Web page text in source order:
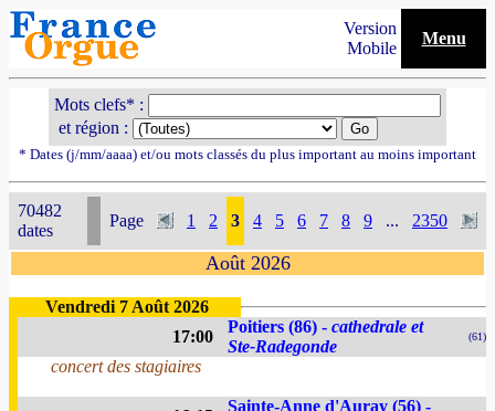
Version
Mobile
Menu
Mots clefs* :
et région :
* Dates (j/mm/aaaa) et/ou mots classés du plus important au moins important
70482
dates
Page 1 2 3 4 5 6 7 8 9 ... 2350
Août 2026
Vendredi 7 Août 2026
17:00
Poitiers (86) - cathedrale et
Ste-Radegonde
(61)
concert des stagiaires
Sainte-Anne d'Auray (56) -